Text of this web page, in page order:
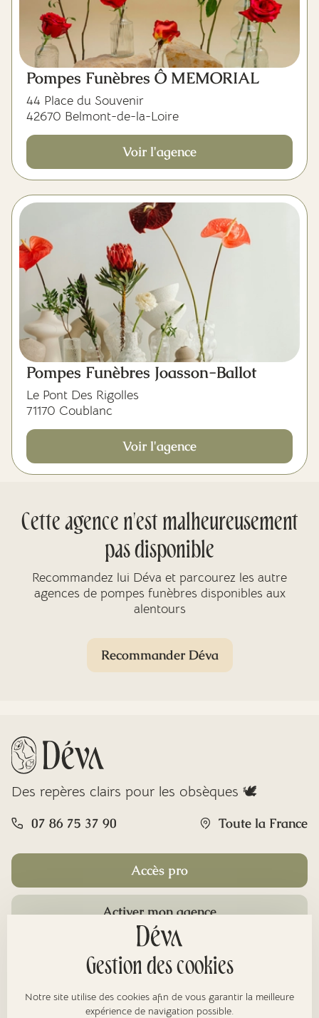
Pompes Funèbres Ô MEMORIAL
44 Place du Souvenir
42670 Belmont-de-la-Loire
Voir l'agence
Pompes Funèbres Joasson-Ballot
Le Pont Des Rigolles
71170 Coublanc
Voir l'agence
Cette agence n'est malheureusement
pas disponible
Recommandez lui Déva et parcourez les autre
agences de pompes funèbres disponibles aux
alentours
Recommander Déva
Des repères clairs pour les obsèques 🕊️
07 86 75 37 90 Toute la France
Accès pro
Activer mon agence
Gestion des cookies
Notre site utilise des cookies afin de vous garantir la meilleure
expérience de navigation possible.